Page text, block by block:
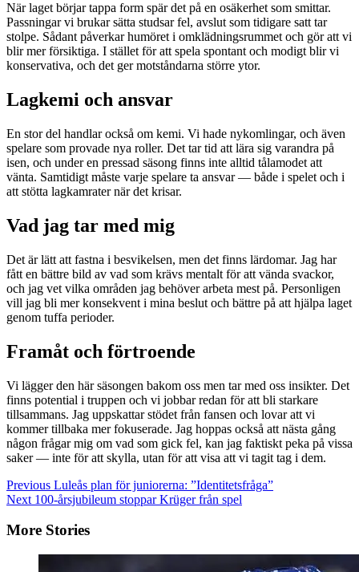
När laget börjar tappa form spär det på en osäkerhet som smittar.
Passningar vi brukar sätta studsar fel, avslut som tidigare satt tar
stolpe. Sådant påverkar humöret i omklädningsrummet och gör att vi
blir mer försiktiga. I stället för att spela spontant och modigt blir vi
konservativa, och det ger motståndarna större ytor.
Lagkemi och ansvar
En stor del handlar också om kemi. Vi hade nykomlingar, och även
spelare som provade nya roller. Det tar tid att lära sig varandra på
isen, och under en pressad säsong finns inte alltid tålamodet att
vänta. Samtidigt måste varje spelare ta ansvar — både i spelet och i
att stötta lagkamrater när det krisar.
Vad jag tar med mig
Det är lätt att fastna i besvikelsen, men det finns lärdomar. Jag har
fått en bättre bild av vad som krävs mentalt för att vända svackor,
och jag vet vilka områden jag behöver arbeta mest på. Personligen
vill jag bli mer konsekvent i mina beslut och bättre på att hjälpa laget
genom tuffa perioder.
Framåt och förtroende
Vi lägger den här säsongen bakom oss men tar med oss insikter. Det
finns potential i truppen och vi jobbar redan för att bli starkare
tillsammans. Jag uppskattar stödet från fansen och lovar att vi
kommer tillbaka mer fokuserade. Jag hoppas också att nästa gång
någon frågar mig om vad som gick fel, kan jag faktiskt peka på vissa
saker — inte för att skylla, utan för att visa att vi tagit tag i dem.
Continue
Reading
Previous Luleås plan för juniorerna: ”Identitetsfråga”
Next 100-årsjubileum stoppar Krüger från spel
More Stories